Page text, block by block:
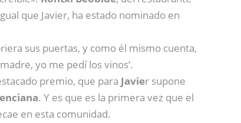
que Javier, ha estado nominado en
sus puertas, y como él mismo cuenta,
yo me pedí los vinos’.
premio, que para Javier supone
. Y es que es la primera vez que el
en esta comunidad.